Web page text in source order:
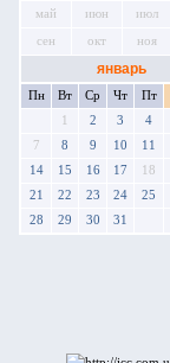
май июн июл
сен окт ноя
январь
Пн Вт Ср Чт Пт
1
2 3 4
7
8 9 10 11
14
15 16 17 18
21
22 23 24 25
28
29 30 31